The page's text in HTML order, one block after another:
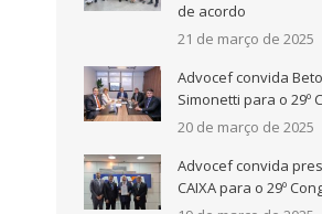
de acordo
21 de março de 2025
Advocef convida Beto
Simonetti para o 29º
20 de março de 2025
Advocef convida
CAIXA para o 29º